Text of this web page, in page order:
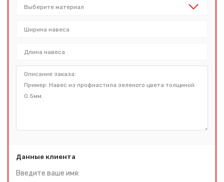
Данные клиента
Введите ваше имя: